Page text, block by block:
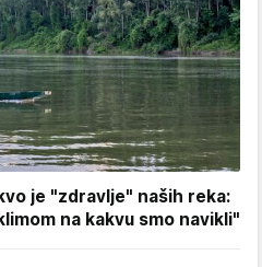
je "zdravlje" naših reka:
na kakvu smo navikli"